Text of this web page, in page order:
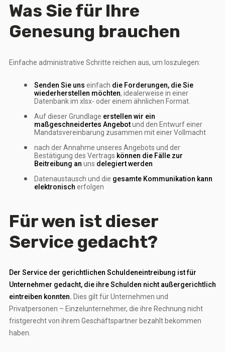
Was Sie für Ihre
Genesung brauchen
Einfache administrative Schritte reichen aus, um loszulegen:
Senden Sie uns einfach die Forderungen, die Sie
wiederherstellen möchten, idealerweise in einer
Datenbank im xlsx- oder einem ähnlichen Format.
Auf dieser Grundlage erstellen wir ein
maßgeschneidertes Angebotund den Entwurf einer
Mandatsvereinbarung zusammen mit einer Vollmacht
nach der Annahme unseres Angebots und der
Bestätigung des Vertrags können die Fälle zur
Beitreibung an uns delegiert werden
Datenaustausch und die gesamte Kommunikation kann
elektronisch erfolgen
Für wen ist dieser
Service gedacht?
Der Service der gerichtlichen Schuldeneintreibung ist für
Unternehmer gedacht, die ihre Schulden nicht außergerichtlich
eintreiben konnten. Dies gilt für Unternehmen und
Privatpersonen – Einzelunternehmer, die ihre Rechnung nicht
fristgerecht von ihrem Geschäftspartner bezahlt bekommen
haben.